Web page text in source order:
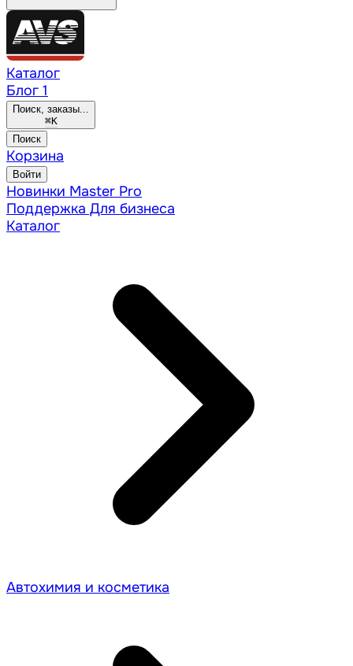
Каталог
Блог 1
Поиск, заказы...
⌘K
Поиск
Корзина
Войти
Новинки Master Pro
Поддержка Для бизнеса
Каталог
Автохимия и косметика